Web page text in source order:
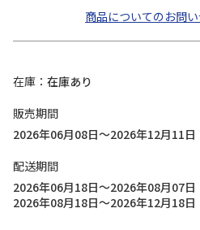
商品についてのお問
在庫
在庫あり
販売期間
2026年06月08日～2026年12月11日
配送期間
2026年06月18日～2026年08月07日
2026年08月18日～2026年12月18日